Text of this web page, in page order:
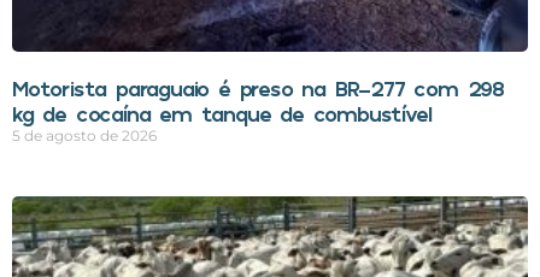
Motorista paraguaio é preso na BR-277 com 298
kg de cocaína em tanque de combustível
5 de agosto de 2026